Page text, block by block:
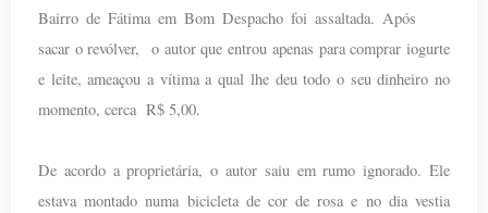
Bairro de Fátima em Bom Despacho foi assaltada. Após
sacar o revólver, o autor que entrou apenas para comprar iogurte
e leite, ameaçou a vítima a qual lhe deu todo o seu dinheiro no
momento, cerca R$ 5,00.
De acordo a proprietária, o autor saiu em rumo ignorado. Ele
estava montado numa bicicleta de cor de rosa e no dia vestia